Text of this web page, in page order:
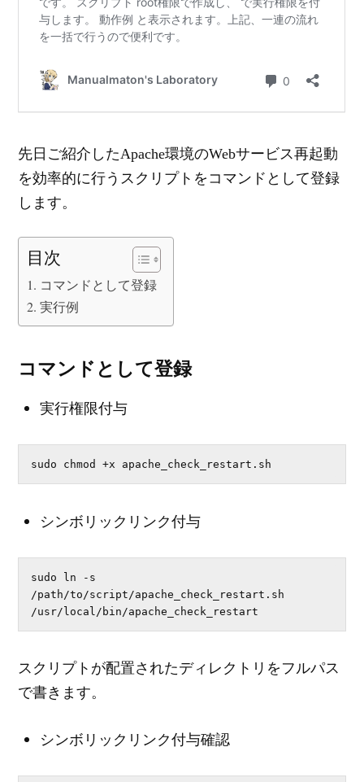
先日ご紹介したApache環境のWebサービス再起動
を効率的に行うスクリプトをコマンドとして登録
します。
目次
コマンドとして登録
実行例
コマンドとして登録
実行権限付与
sudo chmod +x apache_check_restart.sh
シンボリックリンク付与
sudo ln -s
/path/to/script/apache_check_restart.sh
/usr/local/bin/apache_check_restart
スクリプトが配置されたディレクトリをフルパス
で書きます。
シンボリックリンク付与確認